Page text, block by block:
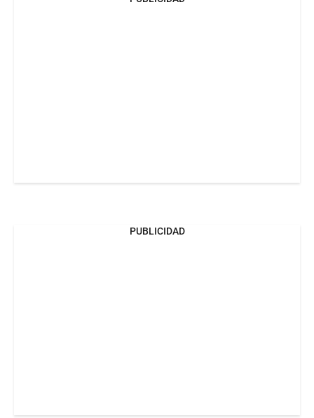
PUBLICIDAD